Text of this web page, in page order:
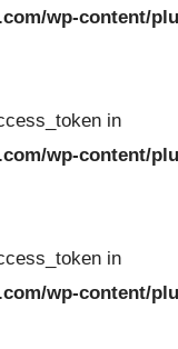
wp-content/
in
wp-content/
in
wp-content/